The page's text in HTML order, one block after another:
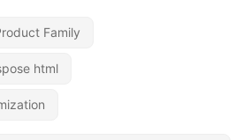
Family
html